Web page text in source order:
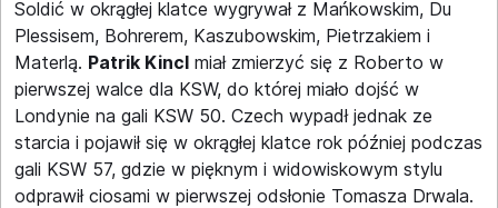
Soldić w okrągłej klatce wygrywał z Mańkowskim, Du
Plessisem, Bohrerem, Kaszubowskim, Pietrzakiem i
Materlą. Patrik Kincl miał zmierzyć się z Roberto w
pierwszej walce dla KSW, do której miało dojść w
Londynie na gali KSW 50. Czech wypadł jednak ze
starcia i pojawił się w okrągłej klatce rok później podczas
gali KSW 57, gdzie w pięknym i widowiskowym stylu
odprawił ciosami w pierwszej odsłonie Tomasza Drwala.